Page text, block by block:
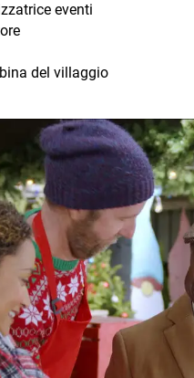
eventi
del villaggio